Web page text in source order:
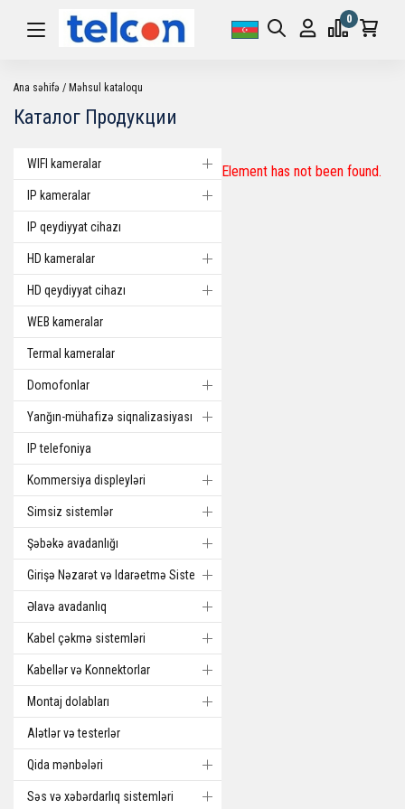
0
Ana səhifə Məhsul kataloqu
Каталог Продукции
WIFI kameralar
IP kameralar
IP qeydiyyat cihazı
HD kameralar
HD qeydiyyat cihazı
WEB kameralar
Termal kameralar
Domofonlar
Yanğın-mühafizə siqnalizasiyası
IP telefoniya
Kommersiya displeyləri
Simsiz sistemlər
Şəbəkə avadanlığı
Girişə Nəzarət və Idarəetmə Sistemi
Əlavə avadanlıq
Kabel çəkmə sistemləri
Kabellər və Konnektorlar
Montaj dolabları
Alətlər və testerlər
Qida mənbələri
Səs və xəbərdarlıq sistemləri
Element has not been found.